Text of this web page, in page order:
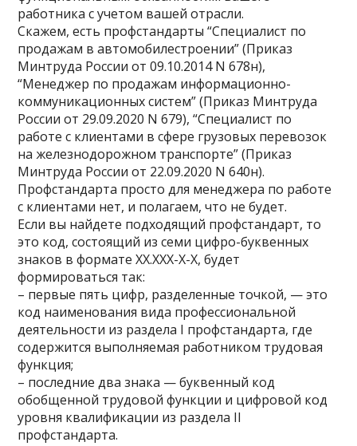
работника с учетом вашей отрасли.
Скажем, есть профстандарты “Специалист по
продажам в автомобилестроении” (Приказ
Минтруда России от 09.10.2014 N 678н),
“Менеджер по продажам информационно-
коммуникационных систем” (Приказ Минтруда
России от 29.09.2020 N 679), “Специалист по
работе с клиентами в сфере грузовых перевозок
на железнодорожном транспорте” (Приказ
Минтруда России от 22.09.2020 N 640н).
Профстандарта просто для менеджера по работе
с клиентами нет, и полагаем, что не будет.
Если вы найдете подходящий профстандарт, то
это код, состоящий из семи цифро-буквенных
знаков в формате XX.XXX-X-X, будет
формироваться так:
– первые пять цифр, разделенные точкой, — это
код наименования вида профессиональной
деятельности из раздела I профстандарта, где
содержится выполняемая работником трудовая
функция;
– последние два знака — буквенный код
обобщенной трудовой функции и цифровой код
уровня квалификации из раздела II
профстандарта.